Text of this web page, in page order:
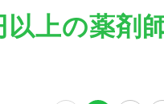
上の薬剤